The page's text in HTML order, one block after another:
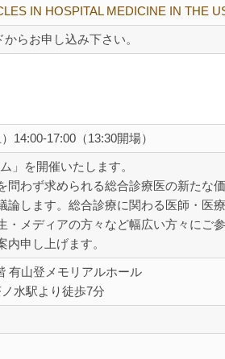
IN HOSPITAL MEDICINE IN THE
らお申し込み下さい。
14:00-17:00（13:30開場）
」を開催いたします。
問わず求められる総合診療医の新たな
論します。総合診療に関わる医師・医
・メディアの方々など幅広い方々にご
申し上げます。
有山登メモリアルホール
水駅より徒歩7分